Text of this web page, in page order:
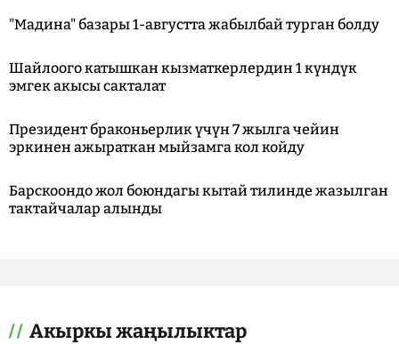
"Мадина" базары 1-августта жабылбай турган болду
Шайлоого катышкан кызматкерлердин 1 күндүк
эмгек акысы сакталат
Президент браконьерлик үчүн 7 жылга чейин
эркинен ажыраткан мыйзамга кол койду
Барскоондо жол боюндагы кытай тилинде жазылган
тактайчалар алынды
Акыркы жаңылыктар